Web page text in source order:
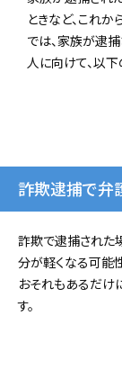
ときなど、これ
では、家族が逮
人に向けて、以
詐欺逮捕で弁
詐欺で逮捕された
分が軽くなる可能
おそれもあるだけ
す。